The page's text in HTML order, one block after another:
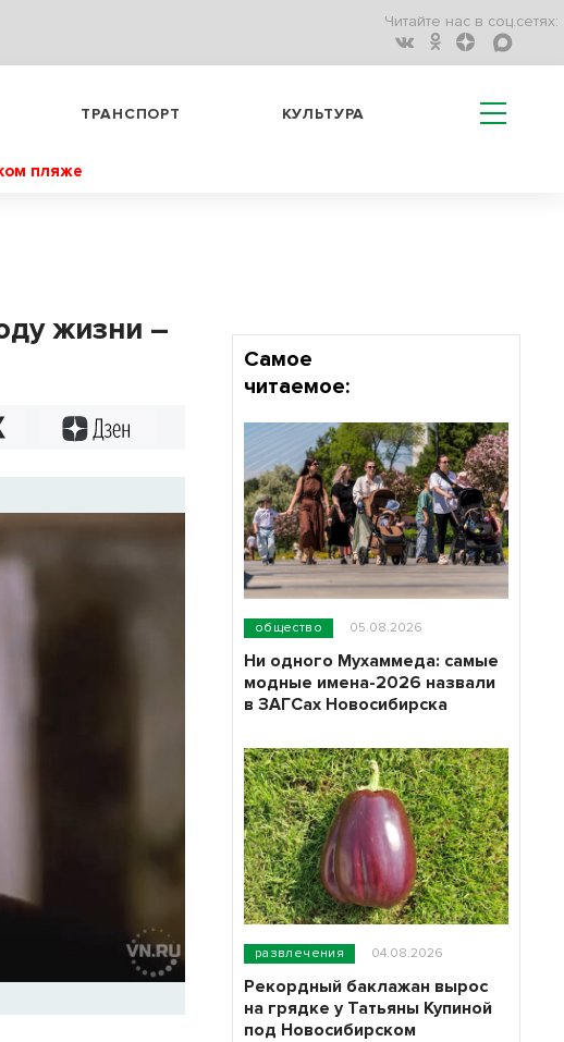
Читайте нас в соц.сетях:
ТРАНСПОРТ КУЛЬТУРА
пляже
жизни –
Самое
читаемое:
общество 05.08.2026
Ни одного Мухаммеда: самые
модные имена-2026 назвали
в ЗАГСах Новосибирска
развлечения 04.08.2026
Рекордный баклажан вырос
на грядке у Татьяны Купиной
под Новосибирском